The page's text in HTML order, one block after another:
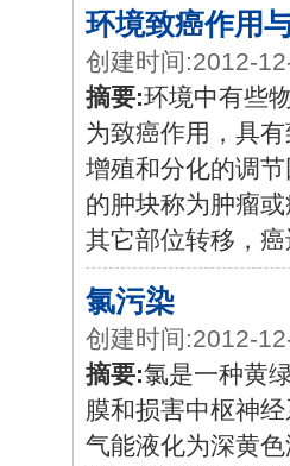
环境致癌作用
创建时间:2012-
摘要:环境中有些
为致癌作用，具
增殖和分化的调
的肿块称为肿瘤
其它部位转移，
氯污染
创建时间:2012-
摘要:氯是一种黄
膜和损害中枢神
气能液化为深黄